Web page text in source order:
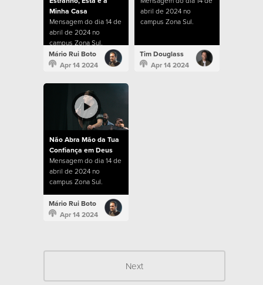
Minha Casa
Mensagem do dia 14 de
abril de 2024 no
campus Zona Sul.
Mário Rui Boto
Apr 14 2024
abril de 2024 no
campus Zona Sul.
Tim Douglass
Apr 14 2024
Não Abra Mão da Tua
Confiança em Deus
Mensagem do dia 14 de
abril de 2024 no
campus Zona Sul.
Mário Rui Boto
Apr 14 2024
Next